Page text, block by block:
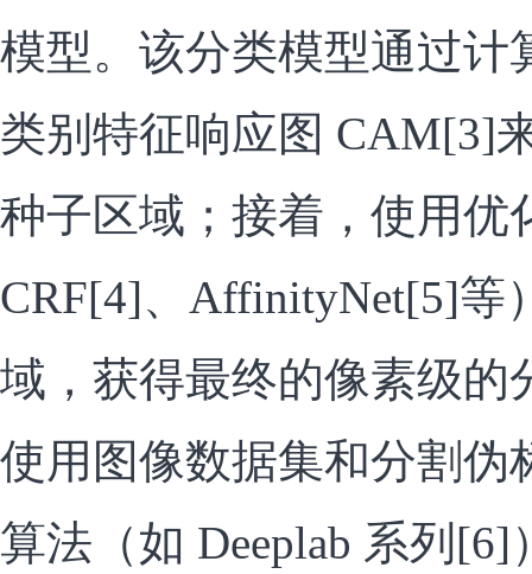
模型。该分类模型通过计
类别特征响应图 CAM[3]
种子区域；接着，使用优
CRF[4]、AffinityNet[5]等
域，获得最终的像素级的
使用图像数据集和分割伪
算法（如 Deeplab 系列[6]